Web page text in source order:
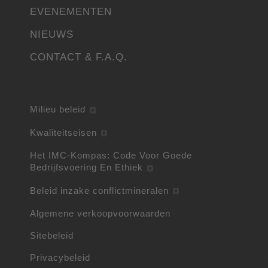
EVENEMENTEN
NIEUWS
CONTACT & F.A.Q.
Milieu beleid
Kwaliteitseisen
Het IMC-Kompas: Code Voor Goede
Bedrijfsvoering En Ethiek
Beleid inzake conflictmineralen
Algemene verkoopvoorwaarden
Sitebeleid
Privacybeleid